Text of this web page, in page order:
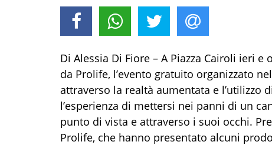
Di Alessia Di Fiore – A Piazza Cairoli ieri
da Prolife, l’evento gratuito organizzato
attraverso la realtà aumentata e l’utilizzo
l’esperienza di mettersi nei panni di un
punto di vista e attraverso i suoi occhi.
Prolife, che hanno presentato alcuni